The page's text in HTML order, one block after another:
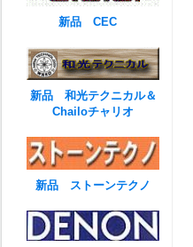
新品 CEC
新品 和光テクニカル＆
Chailoチャリオ
新品 ストーンテクノ